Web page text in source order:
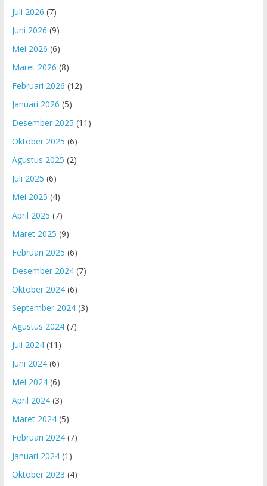
Juli 2026 (7)
Juni 2026 (9)
Mei 2026 (6)
Maret 2026 (8)
Februari 2026 (12)
Januari 2026 (5)
Desember 2025 (11)
Oktober 2025 (6)
Agustus 2025 (2)
Juli 2025 (6)
Mei 2025 (4)
April 2025 (7)
Maret 2025 (9)
Februari 2025 (6)
Desember 2024(7)
Oktober 2024(6)
September 2024(3)
Agustus 2024(7)
Juli 2024(11)
Juni 2024(6)
Mei 2024(6)
April 2024(3)
Maret 2024(5)
Februari 2024(7)
Januari 2024(1)
Oktober 2023 (4)